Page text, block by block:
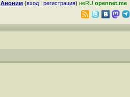
Аноним (вход | регистрация) неRU opennet.me